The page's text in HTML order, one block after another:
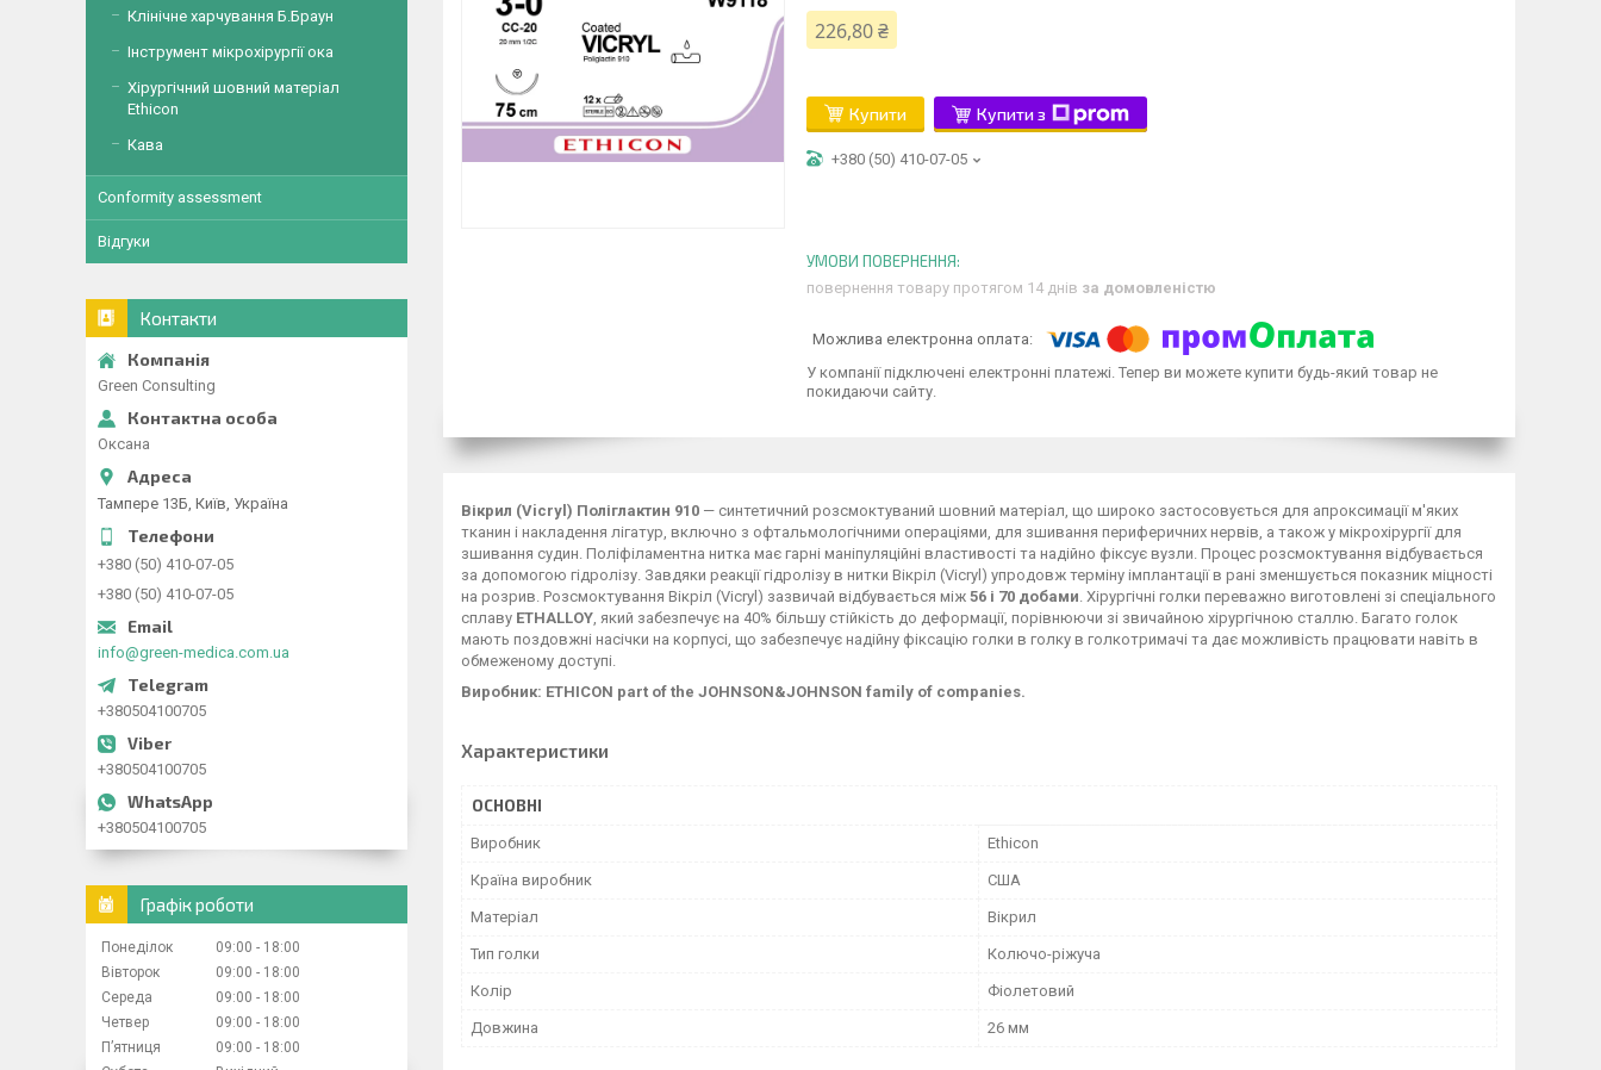
226,80 ₴
Купити Купити з
+380 (50) 410-07-05
повернення товару протягом 14 днів за домовленістю
У компанії підключені електронні платежі. Тепер ви можете купити будь-який товар не
покидаючи сайту.
Вікрил (Vicryl) Поліглактин 910 — синтетичний розсмоктуваний шовний матеріал, що широко застосовується для апроксимації м'яких
тканин і накладення лігатур, включно з офтальмологічними операціями, для зшивання периферичних нервів, а також у мікрохірургії для
зшивання судин. Поліфіламентна нитка має гарні маніпуляційні властивості та надійно фіксує вузли. Процес розсмоктування відбувається
за допомогою гідролізу. Завдяки реакції гідролізу в нитки Вікріл (Vicryl) упродовж терміну імплантації в рані зменшується показник міцності
на розрив. Розсмоктування Вікріл (Vicryl) зазвичай відбувається між 56 і 70 добами . Хірургічні голки переважно виготовлені зі спеціального
сплаву ETHALLOY , який забезпечує на 40% більшу стійкість до деформації, порівнюючи зі звичайною хірургічною сталлю. Багато голок
мають поздовжні насічки на корпусі, що забезпечує надійну фіксацію голки в голку в голкотримачі та дає можливість працювати навіть в
обмеженому доступі.
Виробник: ETHICON part of the JOHNSON&JOHNSON family of companies.
Характеристики
ОСНОВНІ
Виробник Ethicon
Країна виробник США
Матеріал Вікрил
Тип голки Колючо-ріжуча
Колір Фіолетовий
Довжина 26 мм
Клінічне харчування Б.Браун
Інструмент мікрохірургії ока
Хірургічний шовний матеріал
Ethicon
Кава
Conformity assessment
Відгуки
Контакти
Green Consulting
Оксана
Тампере 13Б, Київ, Україна
+380 (50) 410-07-05
+380 (50) 410-07-05
info@green-medica.com.ua
+380504100705
+380504100705
+380504100705
Графік роботи
Понеділок 09:00
18:00
Вівторок
09:00
18:00
Середа
09:00
18:00
Четвер
09:00
18:00
Пʼятниця
09:00
18:00